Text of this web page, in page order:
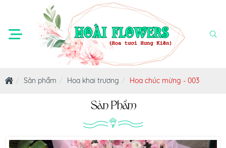
Sản phẩm Hoa khai trương Hoa chúc mừng - 003
Sản Phẩm